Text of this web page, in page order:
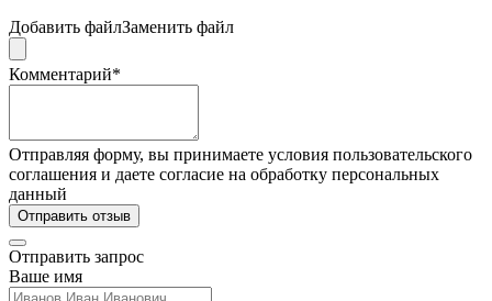
Добавить файлЗаменить файл
Комментарий*
Отправляя форму, вы принимаете условия пользовательского
соглашения и даете согласие на обработку персональных
данный
Отправить отзыв
Отправить запрос
Ваше имя